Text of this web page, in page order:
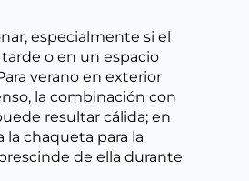
especialmente si el
o en un espacio
verano en exterior
la combinación con
resultar cálida; en
la chaqueta para la
de ella durante